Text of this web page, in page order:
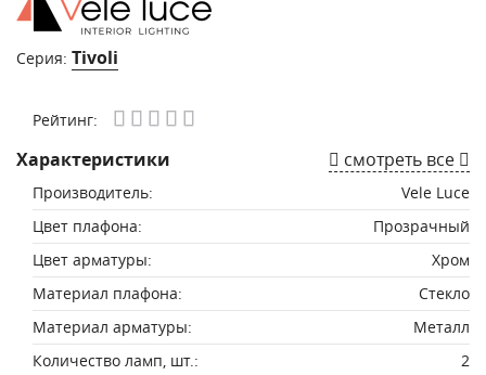
Серия: Tivoli
Рейтинг:
Характеристики смотреть все
Производитель:
Vele Luce
Цвет плафона:
Прозрачный
Цвет арматуры:
Хром
Материал плафона:
Стекло
Материал арматуры:
Металл
Количество ламп, шт.:
2